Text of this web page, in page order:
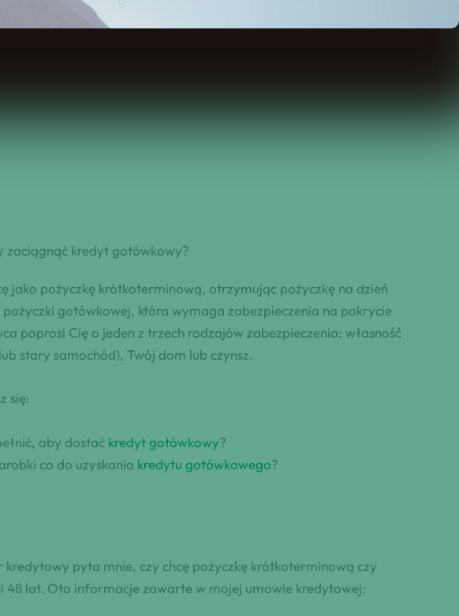
zaciągnąć kredyt gotówkowy?
jako pożyczkę krótkoterminową, otrzymując pożyczkę na dzień
gotówkowej, która wymaga zabezpieczenia na pokrycie
poprosi Cię o jeden z trzech rodzajów zabezpieczenia: własność
stary samochód), Twój dom lub czynsz.
się:
aby dostać kredyt gotówkowy?
co do uzyskania kredytu gotówkowego?
pyta mnie, czy chcę pożyczkę krótkoterminową czy
48 lat. Oto informacje zawarte w mojej umowie kredytowej: